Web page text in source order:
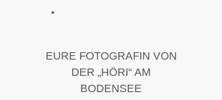
EURE FOTOGRAFIN VON
DER „HÖRI“ AM
BODENSEE